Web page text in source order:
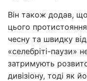
Він також додав, що
цього
чесну та швидку
«селебріті-паузи»
затримують
дивізіону, тоді як